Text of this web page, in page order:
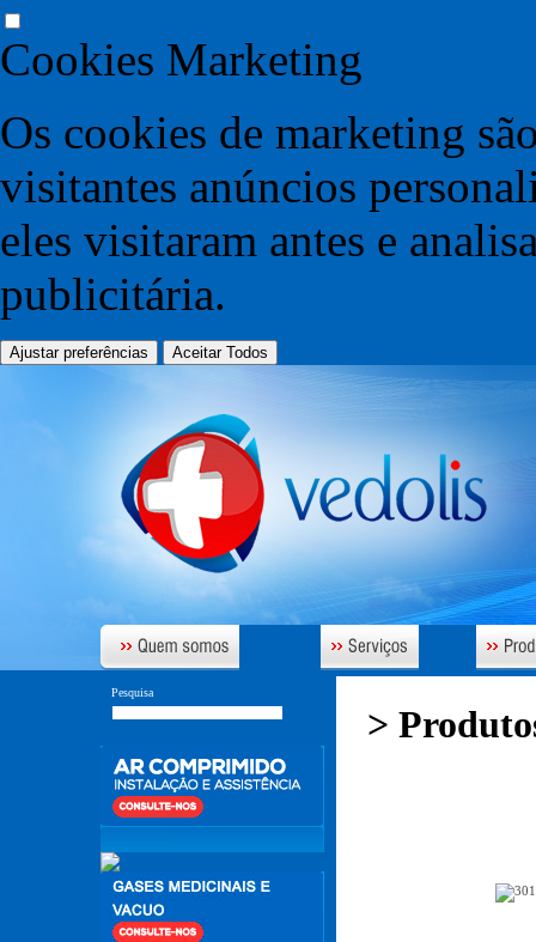
Cookies Marketing
Os cookies de marketing
visitantes anúncios
eles visitaram antes e
publicitária.
Ajustar preferências Aceitar Todos
Pesquisa
>